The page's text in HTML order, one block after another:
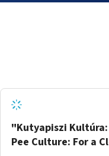
"Kutyapiszi
Pee Culture: For a